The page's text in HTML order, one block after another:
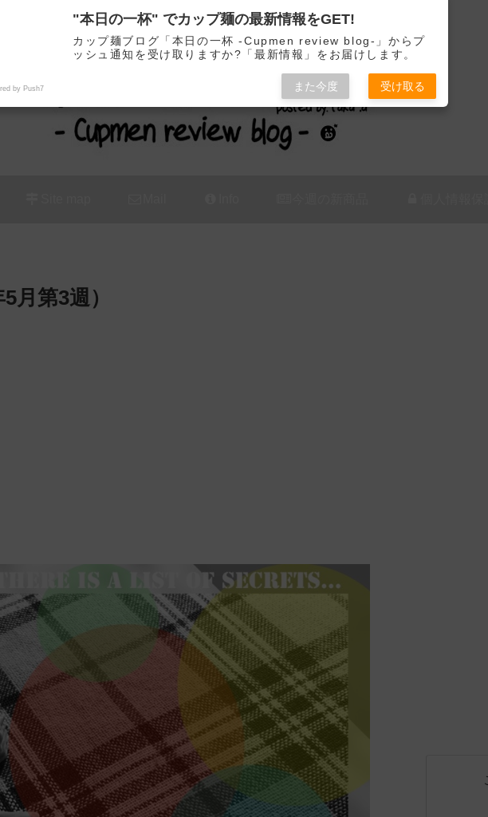
カップ麺の新商品をレビュー / アレンジするブログ
月第3週）
"本日の一杯" でカップ麺の最新情報をGET!
カップ麺ブログ「本日の一杯 -Cupmen review blog-」からプ
ッシュ通知を受け取りますか?「最新情報」をお届けします。
by Push7 また今度 受け取る